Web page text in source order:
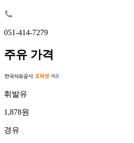
051-414-7279
주유 가격
휘발유
1,878원
경유